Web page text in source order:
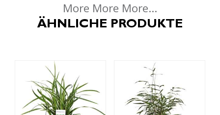
More More More...
ÄHNLICHE PRODUKTE